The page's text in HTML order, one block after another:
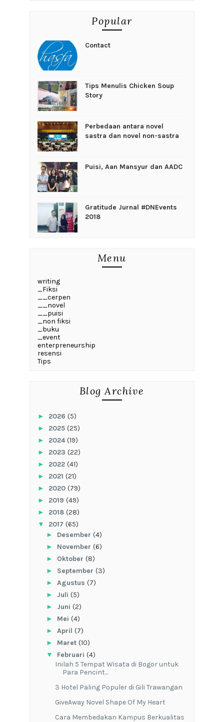
Popular
Contact
Tips Menulis Chicken Soup
Story
Perbedaan antara novel
sastra dan novel non-sastra
Puisi, Aan Mansyur dan AADC
Gratitude Jurnal #DNEvents
2018
Menu
writing
_Fiksi
__cerpen
__novel
__puisi
_non fiksi
_buku
_event
enterpreneurship
resensi
Tips
Blog Archive
► 2026 (5)
► 2025 (25)
► 2024(19)
► 2023 (22)
► 2022 (41)
► 2021 (21)
► 2020 (79)
► 2019 (49)
► 2018 (28)
▼ 2017 (65)
► Desember (4)
► November (6)
► Oktober (8)
► September (3)
► Agustus (7)
► Juli (5)
► Juni (2)
► Mei (4)
► April (7)
► Maret (10)
▼ Februari (4)
Inilah 5 Tempat Wisata di Bogor untuk
Para Pencint...
3 Hotel Paling Populer di Gili Trawangan
GiveAway Novel Shape Of My Heart
Cara Membedakan Kampus Berkualitas